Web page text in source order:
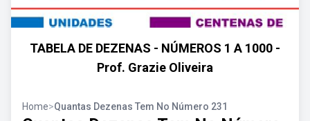
TABELA DE DEZENAS - NÚMEROS 1 A 1000 -
Prof. Grazie Oliveira
Home>Quantas Dezenas Tem No Número 231